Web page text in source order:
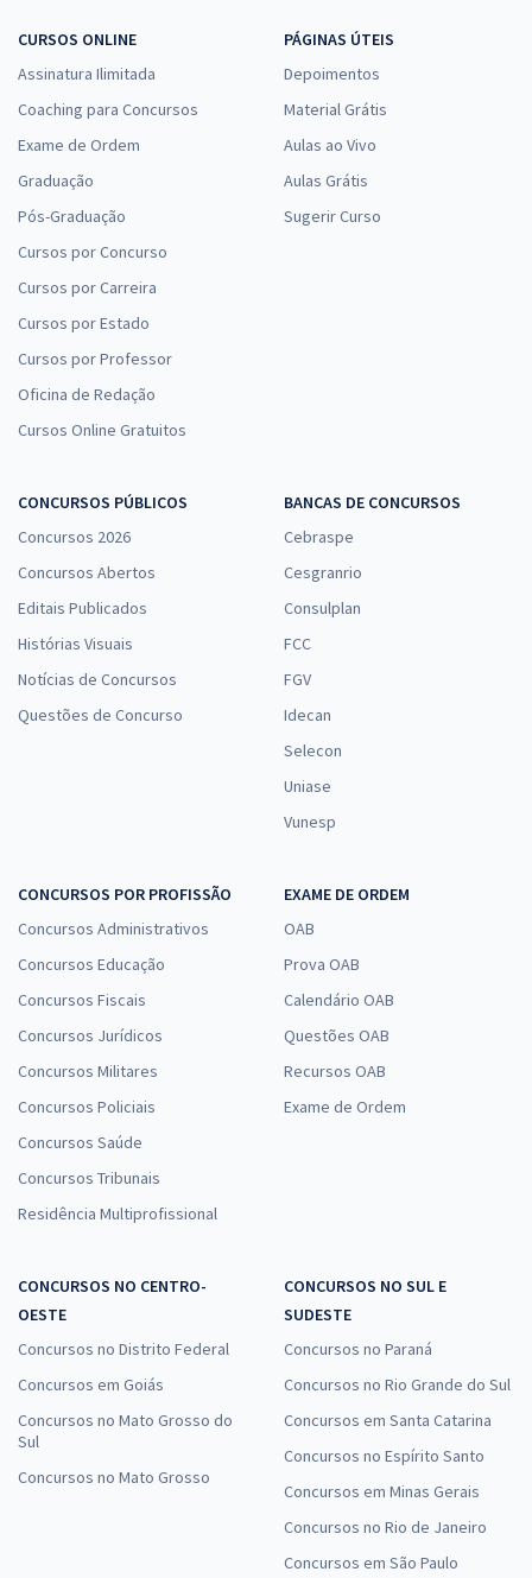
CURSOS ONLINE
Assinatura Ilimitada
Coaching para Concursos
Exame de Ordem
Graduação
Pós-Graduação
Cursos por Concurso
Cursos por Carreira
Cursos por Estado
Cursos por Professor
Oficina de Redação
Cursos Online Gratuitos
PÁGINAS ÚTEIS
Depoimentos
Material Grátis
Aulas ao Vivo
Aulas Grátis
Sugerir Curso
CONCURSOS PÚBLICOS
Concursos 2026
Concursos Abertos
Editais Publicados
Histórias Visuais
Notícias de Concursos
Questões de Concurso
BANCAS DE CONCURSOS
Cebraspe
Cesgranrio
Consulplan
FCC
FGV
Idecan
Selecon
Uniase
Vunesp
CONCURSOS POR PROFISSÃO
Concursos Administrativos
Concursos Educação
Concursos Fiscais
Concursos Jurídicos
Concursos Militares
Concursos Policiais
Concursos Saúde
Concursos Tribunais
Residência Multiprofissional
EXAME DE ORDEM
OAB
Prova OAB
Calendário OAB
Questões OAB
Recursos OAB
Exame de Ordem
CONCURSOS NO CENTRO-
OESTE
Concursos no Distrito Federal
Concursos em Goiás
Concursos no Mato Grosso do
Sul
Concursos no Mato Grosso
CONCURSOS NO SUL E
SUDESTE
Concursos no Paraná
Concursos no Rio Grande do Sul
Concursos em Santa Catarina
Concursos no Espírito Santo
Concursos em Minas Gerais
Concursos no Rio de Janeiro
Concursos em São Paulo